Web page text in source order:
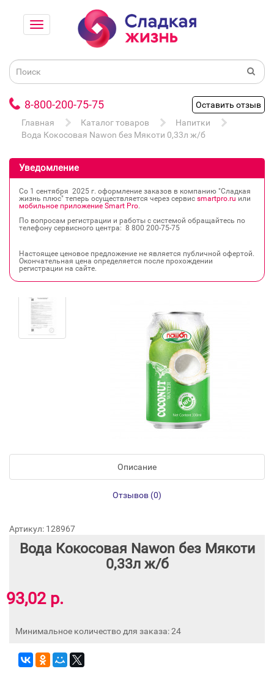
8-800-200-75-75
Оставить отзыв
Главная
Каталог товаров
Напитки
Вода Кокосовая Nawon без Мякоти 0,33л ж/б
Уведомление
Со 1 сентября 2025 г. оформление заказов в компанию "Сладкая
жизнь плюс" теперь осуществляется через сервис smartpro.ru или
мобильное приложение Smart Pro.
По вопросам регистрации и работы с системой обращайтесь по
телефону сервисного центра: 8 800 200‐75‐75
Настоящее ценовое предложение не является публичной офертой.
Окончательная цена определяется после прохождении
регистрации на сайте.
Описание
Отзывов (0)
Артикул: 128967
Вода Кокосовая Nawon без Мякоти
0,33л ж/б
93,02 р.
Минимальное количество для заказа: 24